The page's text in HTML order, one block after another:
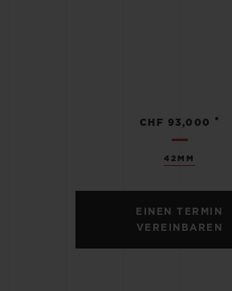
42MM
CHF 93,000 •
EINEN TERMIN
VEREINBAREN